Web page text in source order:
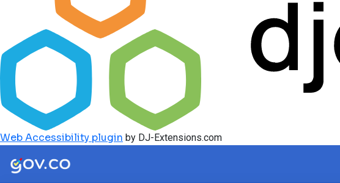
Web Accessibility plugin by DJ-Extensions.com